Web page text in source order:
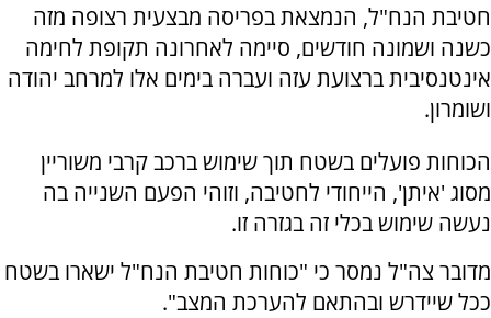
חטיבת הנח"ל, הנמצאת בפריסה מבצעית רצופה מזה
כשנה ושמונה חודשים, סיימה לאחרונה תקופת לחימה
אינטנסיבית ברצועת עזה ועברה בימים אלו למרחב יהודה
ושומרון.
הכוחות פועלים בשטח תוך שימוש ברכב קרבי משוריין
מסוג 'איתן', הייחודי לחטיבה, וזוהי הפעם השנייה בה
נעשה שימוש בכלי זה בגזרה זו.
מדובר צה"ל נמסר כי "כוחות חטיבת הנח"ל ישארו בשטח
ככל שיידרש ובהתאם להערכת המצב".